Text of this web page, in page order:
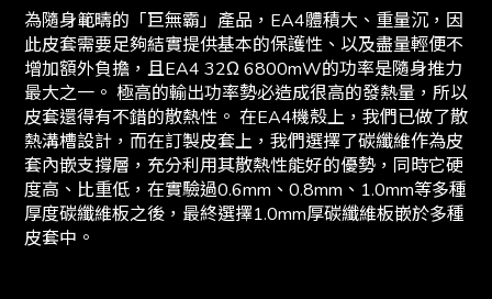
為隨身範疇的「巨無霸」產品，EA4體積大、重量沉，因
此皮套需要足夠結實提供基本的保護性、以及盡量輕便不
增加額外負擔，且EA4 32Ω 6800mW的功率是隨身推力
最大之一。 極高的輸出功率勢必造成很高的發熱量，所以
皮套還得有不錯的散熱性。 在EA4機殼上，我們已做了散
熱溝槽設計，而在訂製皮套上，我們選擇了碳纖維作為皮
套內嵌支撐層，充分利用其散熱性能好的​​優勢，同時它硬
度高、比重低，在實驗過0.6mm、0.8mm、1.0mm等多種
厚度碳纖維板之後，最終選擇1.0mm厚碳纖維板嵌於多種
皮套中。